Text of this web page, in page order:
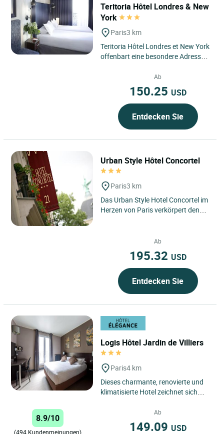
Teritoria Hôtel Londres & New
York
Paris3 km
Teritoria Hôtel Londres et New York
offenbart eine besondere Adresse
von Paris, zwischen...
Ab
150.25 USD
Entdecken Sie
Urban Style Hôtel Concortel
Paris3 km
Das Urban Style Hotel Concortel im
Herzen von Paris verkörpert den
Ab
195.32 USD
Entdecken Sie
Logis Hôtel Jardin de Villiers
Paris4 km
Dieses charmante, renovierte und
klimatisierte Hotel zeichnet sich
Atmosphäre und diskrete Eleganz...
8.9/10
(494 Kundenmeinungen)
Ab
149.09 USD